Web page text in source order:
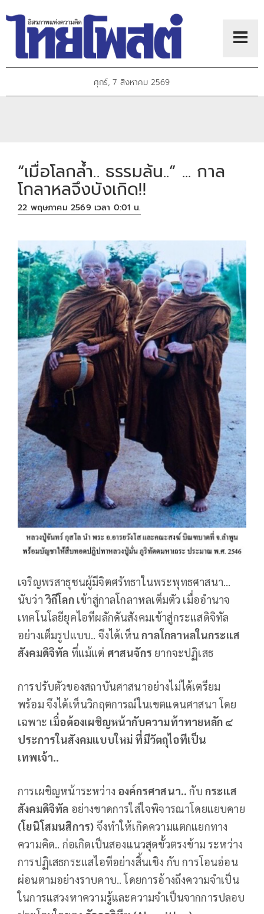
ศุกร์, 7 สิงหาคม 2569
“เมื่อโลกล้ำ.. ธรรมล้น..” ... กาล
โกลาหลจึงบังเกิด!!
22 พฤษภาคม 2569 เวลา 0:01 น.
เจริญพรสาธุชนผู้มีจิตศรัทธาในพระพุทธศาสนา...
นับว่าวิถีโลก เข้าสู่กาลโกลาหลเต็มตัว เมื่ออำนาจ
เทคโนโลยียุคไอทีผลักดันสังคมเข้าสู่กระแสดิจิทัล
อย่างเต็มรูปแบบ.. จึงได้เห็นกาลโกลาหลในกระแส
สังคมดิจิทัล ที่แม้แต่ ศาสนจักร ยากจะปฏิเสธ
การปรับตัวของสถาบันศาสนาอย่างไม่ได้เตรียม
พร้อม จึงได้เห็นวิกฤตการณ์ในเขตแดนศาสนา โดย
เฉพาะ เมื่อต้องเผชิญหน้ากับความท้าทายหลัก ๔
ประการในสังคมแบบใหม่ ที่มีวัตถุไอทีเป็น
เทพเจ้า..
การเผชิญหน้าระหว่าง องค์กรศาสนา.. กับ กระแส
สังคมดิจิทัล อย่างขาดการใส่ใจพิจารณาโดยแยบคาย
(โยนิโสมนสิการ) จึงทำให้เกิดความแตกแยกทาง
ความคิด.. ก่อเกิดเป็นสองแนวสุดขั้วตรงข้าม ระหว่าง
การปฏิเสธกระแสไอทีอย่างสิ้นเชิง กับ การโอนอ่อน
ผ่อนตามอย่างราบคาบ.. โดยการอ้างถึงความจำเป็น
ในการแสวงหาความรู้และความจำเป็นจากการปลอบ